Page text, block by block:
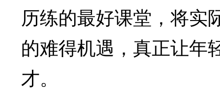
历练的最好课堂，将实
的难得机遇，真正让年
才。